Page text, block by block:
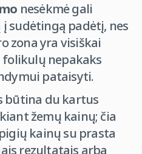
nesėkmė gali
sudėtingą padėtį, nes
zona yra visiškai
folikulų nepakaks
pataisyti.
būtina du kartus
žemų kainų; čia
kainų su prasta
rezultatais arba